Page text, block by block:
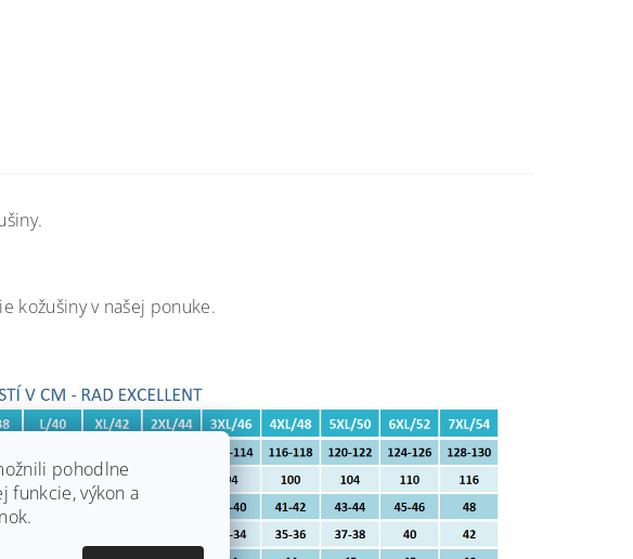
kožušiny v našej ponuke.
pohodlne
funkcie, výkon a